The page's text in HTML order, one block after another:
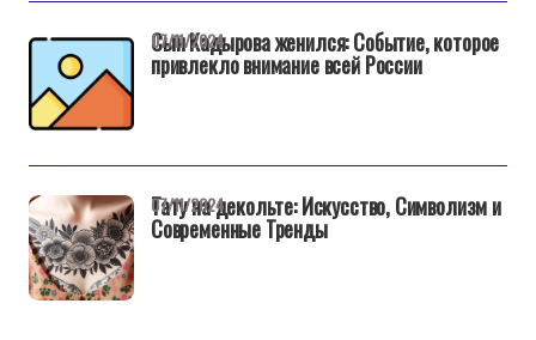
Сын Кадырова женился: Событие, которое
привлекло внимание всей России
07/11/2024
Тату на декольте: Искусство, Символизм и
Современные Тренды
07/11/2024